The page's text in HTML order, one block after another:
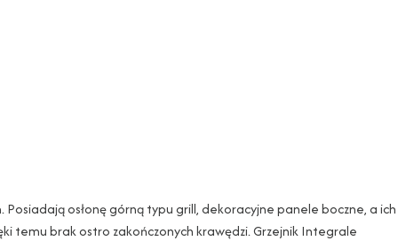
osłonę górną typu grill, dekoracyjne panele boczne, a ich
temu brak ostro zakończonych krawędzi. Grzejnik Integrale